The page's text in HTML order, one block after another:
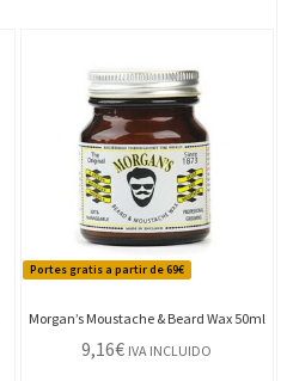
Portes gratis a partir de 69€
Morgan’s Moustache & Beard Wax 50ml
9,16€ IVA INCLUIDO